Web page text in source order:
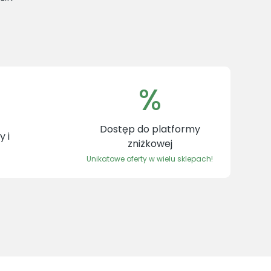
i
%
Dostęp do platformy
zniżkowej
Unikatowe oferty w wielu sklepach!